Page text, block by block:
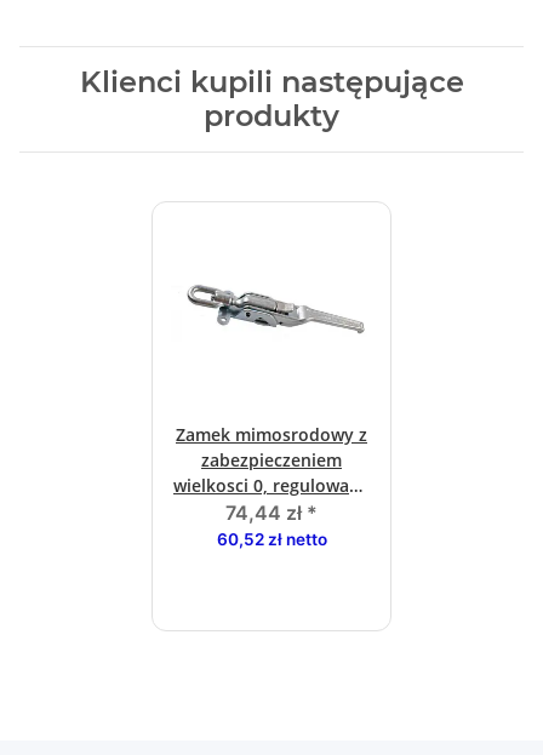
Klienci kupili następujące
produkty
Zamek mimosrodowy z
zabezpieczeniem
wielkosci 0, regulowana
dlugosc, ocynkowany
74,44 zł *
60,52 zł netto